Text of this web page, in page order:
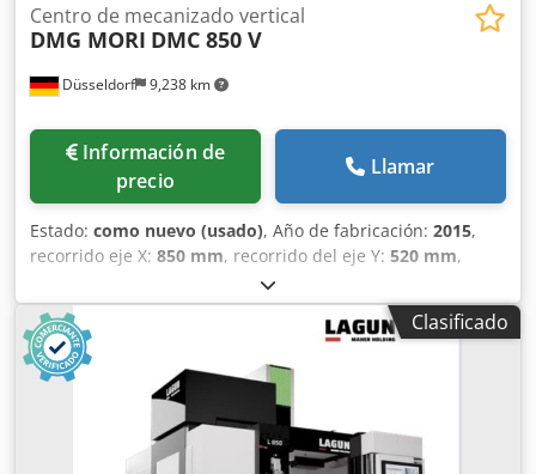
Düsseldorf 9,238 km
Centro de mecanizado vertical
DMG MORI DMC 850 V
Información de
precio
Llamar
Estado: como nuevo (usado), Año de fabricación: 2015,
recorrido eje X: 850 mm, recorrido del eje Y: 520 mm,
, avance rápido eje X:
m/min, avance eje X:42 m/min, fabricante de controles:
Heidenhain
, modelo de controlador:TNC 640, altura de la
pieza (máx.):
altura total:
2,700 mm, longitud total:
2,300 mm, ancho de la mesa:
, peso total:5,750 kg, velocidad del husillo
14,000 rpm, potencia del motor del husillo:
Clasificado